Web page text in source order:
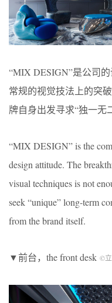
“MIX DESIGN”是公司
常规的视觉技法上的突
牌自身出发寻求“独一无
“MIX DESIGN” is the
design attitude. The
visual techniques is not
seek “unique” long-term
from the brand itself.
▼前台，the front desk ©